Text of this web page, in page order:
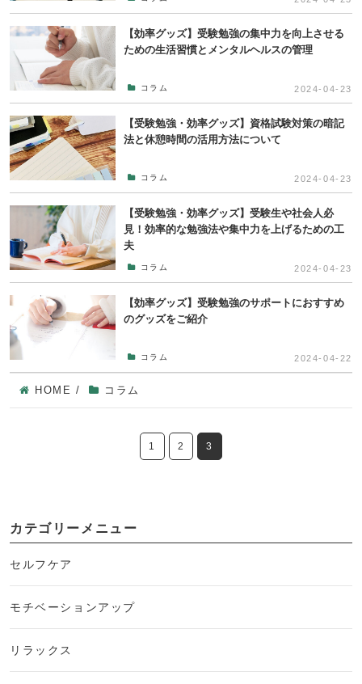
【効率グッズ】受験勉強の集中力を向上させる
ための生活習慣とメンタルヘルスの管理
コラム 2024-04-23
【受験勉強・効率グッズ】資格試験対策の暗記
法と休憩時間の活用方法について
コラム 2024-04-23
【受験勉強・効率グッズ】受験生や社会人必
見！効率的な勉強法や集中力を上げるための工
夫
コラム 2024-04-23
【効率グッズ】受験勉強のサポートにおすすめ
のグッズをご紹介
コラム 2024-04-22
HOME / コラム
1 2 3
カテゴリーメニュー
セルフケア
モチベーションアップ
リラックス